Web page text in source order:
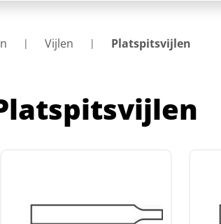
Vijlen Platspitsvijlen